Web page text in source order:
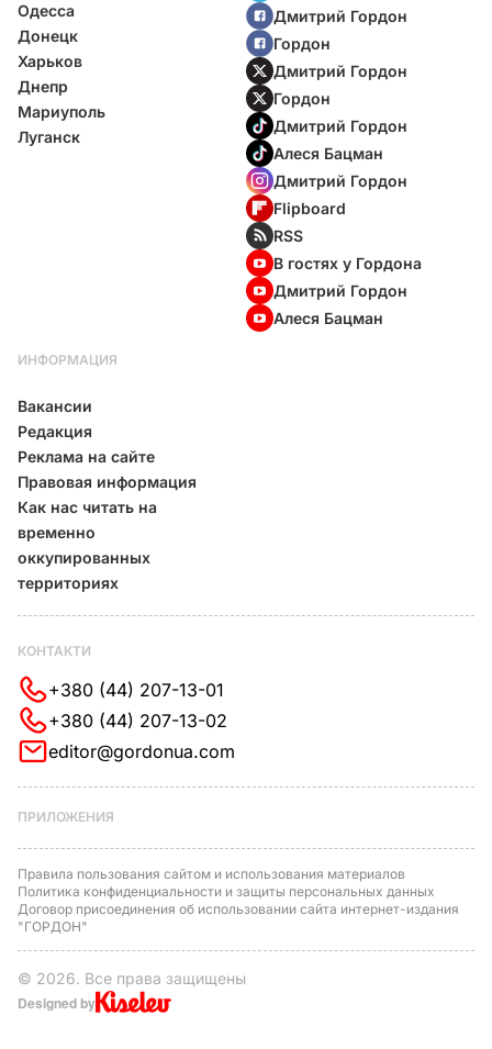
Одесса
Донецк
Харьков
Днепр
Мариуполь
Луганск
Дмитрий Гордон
Гордон
Дмитрий Гордон
Гордон
Дмитрий Гордон
Алеся Бацман
Дмитрий Гордон
Flipboard
RSS
В гостях у Гордона
Дмитрий Гордон
Алеся Бацман
ИНФОРМАЦИЯ
Вакансии
Редакция
Реклама на сайте
Правовая информация
Как нас читать на
временно
оккупированных
территориях
КОНТАКТИ
+380 (44) 207-13-01
+380 (44) 207-13-02
editor@gordonua.com
ПРИЛОЖЕНИЯ
Правила пользования сайтом и использования материалов
Политика конфиденциальности и защиты персональных данных
Договор присоединения об использовании сайта интернет-издания
"ГОРДОН"
© 2026. Все права защищены
Designed by